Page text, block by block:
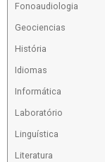
Fonoaudiologia
Geociencias
História
Idiomas
Informática
Laboratório
Linguística
Literatura